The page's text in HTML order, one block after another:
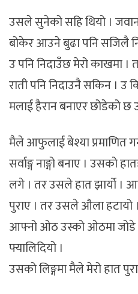
उसले सुनेको सहि थियो ।
बोकेर आउने बुढा पनि सजिलै
उ पनि निदाउँछ मेरो काखमा
राती पनि निदाउनै सकिन । उ
मलाई हैरान बनाएर छोडेको छ
मैले आफुलाई बेश्या प्रमाणित
सर्वाङ्ग नाङ्गो बनाए । उसको
लगे । तर उसले हात झार्यो ।
पुराए । तर उसले औला हटायो ।
आफ्नो ओठ उस्को ओठमा जोडे
फ्यालिदियो ।
उसको लिङ्गमा मैले मेरो हात